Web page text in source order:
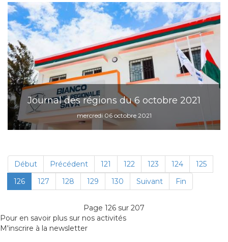
Journal des régions du 6 octobre 2021
mercredi 06 octobre 2021
Début Précédent 121 122 123 124
125
126
127 128 129 130 Suivant Fin
Page 126 sur 207
Pour en savoir plus sur nos activités
M'inscrire à la newsletter